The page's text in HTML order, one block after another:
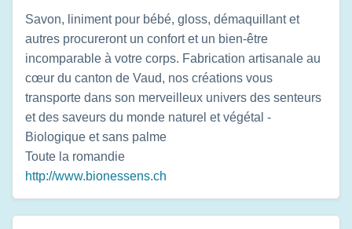
Savon, liniment pour bébé, gloss, démaquillant et
autres procureront un confort et un bien-être
incomparable à votre corps. Fabrication artisanale au
cœur du canton de Vaud, nos créations vous
transporte dans son merveilleux univers des senteurs
et des saveurs du monde naturel et végétal -
Biologique et sans palme
Toute la romandie
http://www.bionessens.ch